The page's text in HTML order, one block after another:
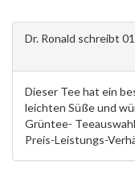
Dr. Ronald schreibt
Dieser Tee hat ein
leichten Süße und
Grüntee-
Preis-Leistungs-